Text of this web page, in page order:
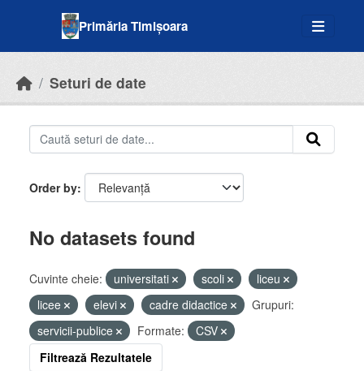
Primăria Timișoara
Seturi de date
Order by
No datasets found
Cuvinte cheie: universitati scoli
liceu
licee
elevi cadre didactice
Grupuri:
servicii-publice
Formate:
CSV
Filtrează Rezultatele